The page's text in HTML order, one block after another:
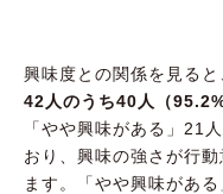
興味度との関係を見ると
42人のうち40人（
「やや興味がある」21
おり、興味の強さが行
ます。「やや興味があ